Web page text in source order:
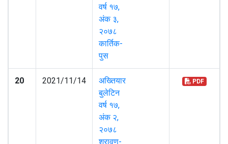
वर्ष १७,
अंक ३,
२०७८
कार्तिक-
पुस
20 2021/11/14
अख्तियार
बुलेटिन
वर्ष १७,
अंक २,
२०७८
श्रावण-
PDF